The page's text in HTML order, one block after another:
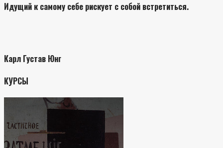
Идущий к самому себе рискует с собой встретиться.
Карл Густав Юнг
КУРСЫ